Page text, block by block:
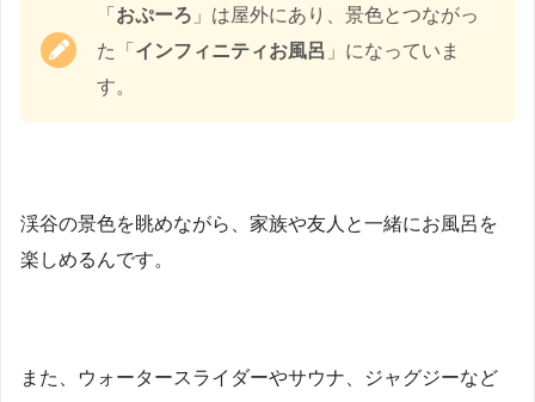
「 おぷーろ 」は屋外にあり、景色とつながっ
た「 インフィニティお風呂 」になっていま
す。
渓谷の景色を眺めながら、家族や友人と一緒にお風呂を
楽しめるんです。
また、ウォータースライダーやサウナ、ジャグジーなど